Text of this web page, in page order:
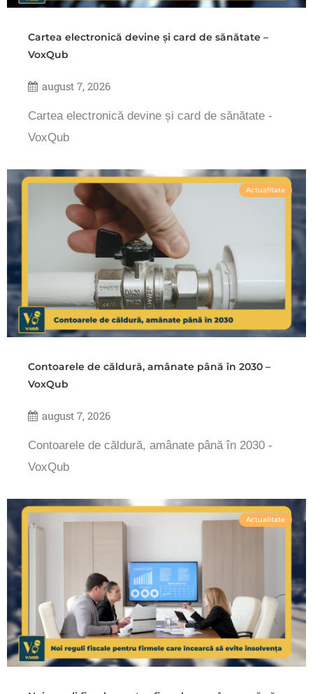
Cartea electronică devine și card de sănătate –
VoxQub
august 7, 2026
Cartea electronică devine și card de sănătate -
VoxQub
Actualitate
Contoarele de căldură, amânate până în 2030 –
VoxQub
august 7, 2026
Contoarele de căldură, amânate până în 2030 -
VoxQub
Actualitate